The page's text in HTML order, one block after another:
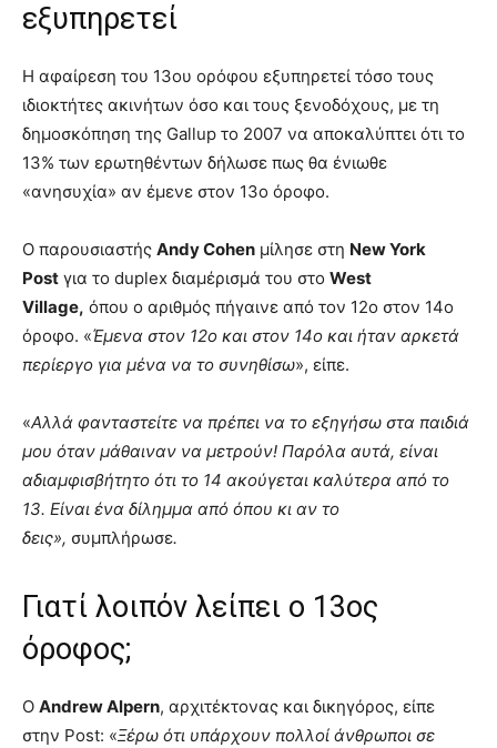
εξυπηρετεί
Η αφαίρεση του 13ου ορόφου εξυπηρετεί τόσο τους
ιδιοκτήτες ακινήτων όσο και τους ξενοδόχους, με τη
δημοσκόπηση της Gallup το 2007 να αποκαλύπτει ότι το
13% των ερωτηθέντων δήλωσε πως θα ένιωθε
«ανησυχία» αν έμενε στον 13ο όροφο.
Ο παρουσιαστής Andy Cohen μίλησε στη New York
Post για το duplex διαμέρισμά του στο West
Village, όπου ο αριθμός πήγαινε από τον 12ο στον 14ο
όροφο. «Έμενα στον 12ο και στον 14ο και ήταν αρκετά
περίεργο για μένα να το συνηθίσω», είπε.
«Αλλά φανταστείτε να πρέπει να το εξηγήσω στα παιδιά
μου όταν μάθαιναν να μετρούν! Παρόλα αυτά, είναι
αδιαμφισβήτητο ότι το 14 ακούγεται καλύτερα από το
13. Είναι ένα δίλημμα από όπου κι αν το
δεις», συμπλήρωσε.
Γιατί λοιπόν λείπει ο 13ος
όροφος;
Ο Andrew Alpern, αρχιτέκτονας και δικηγόρος, είπε
στην Post: «Ξέρω ότι υπάρχουν πολλοί άνθρωποι σε